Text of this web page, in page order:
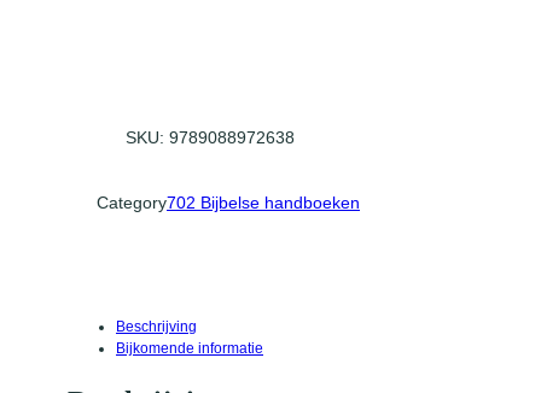
r
SKU: 9789088972638
Category702 Bijbelse handboeken
Beschrijving
Bijkomende informatie